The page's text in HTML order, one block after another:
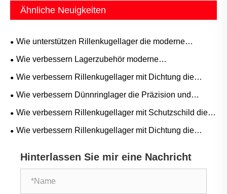
Ähnliche Neuigkeiten
Wie unterstützen Rillenkugellager die moderne
Industrieleistung?
Wie verbessern Lagerzubehör moderne
feinmechanische Systeme?
Wie verbessern Rillenkugellager mit Dichtung die
Maschinenzuverlässigkeit?
Wie verbessern Dünnringlager die Präzision und
Platzeffizienz in modernen Maschinen?
Wie verbessern Rillenkugellager mit Schutzschild die
Anlagenzuverlässigkeit?
Wie verbessern Rillenkugellager mit Dichtung die
Hinterlassen Sie mir eine Nachricht